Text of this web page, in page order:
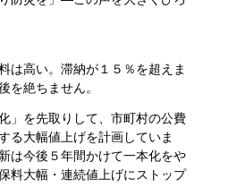
は高い。滞納が１５％を超えま
を絶ちません。
」を先取りして、市町村の公費
る大幅値上げを計画していま
は今後５年間かけて一本化をや
料大幅・連続値上げにストップ